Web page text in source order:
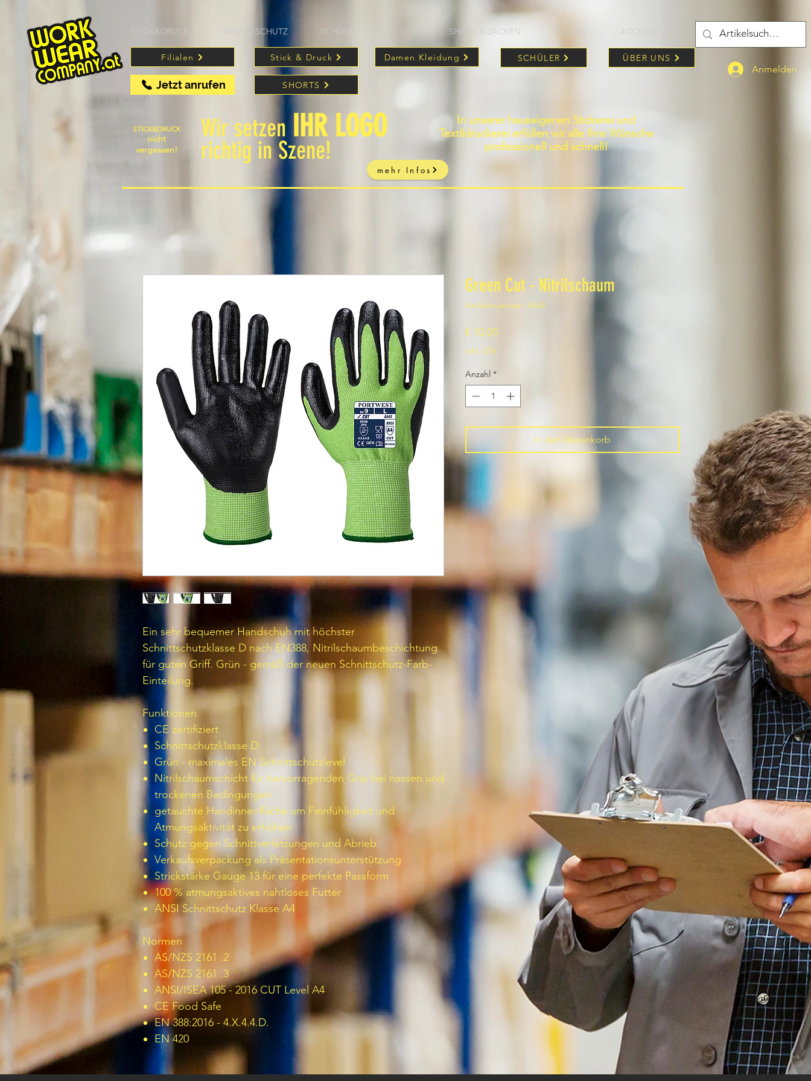
STICK&DRUCK ARBEITSSCHUTZ SCHUHE HOSEN SHIRTS & JACKEN GASTRO
Damen Kleidung
Filialen
Anmelden
Jetzt anrufen
Stick & Druck ÜBER UNS
SCHÜLER
SHORTS
STICK&DRUCK
nicht
vergessen!
Wir setzen IHR LOGO
richtig in Szene!
mehr Infos
In unserer hauseigenen Stickerei und
Textildruckerei erfüllen wir alle Ihre Wünsche
professionell und schnell!
Ein sehr bequemer Handschuh mit höchster
Schnittschutzklasse D nach EN388, Nitrilschaumbeschichtung
für guten Griff. Grün - gemäß der neuen Schnittschutz-Farb-
Einteilung.
Funktionen
CE zertifiziert
Schnittschutzklasse D
Grün - maximales EN Schnittschutzlevel
Nitrilschaumschicht für hervorragenden Grip bei nassen und
trockenen Bedingungen
getauchte Handinnenfläche um Feinfühligkeit und
Atmungsaktivität zu erhöhen
Schutz gegen Schnittverletzungen und Abrieb
Verkaufsverpackung als Präsentationsunterstützung
Strickstärke Gauge 13 für eine perfekte Passform
100 % atmungsaktives nahtloses Futter
ANSI Schnittschutz Klasse A4
Normen
AS/NZS 2161 .2
AS/NZS 2161 .3
ANSI/ISEA 105 - 2016 CUT Level A4
CE Food Safe
EN 388:2016 - 4.X.4.4.D.
EN 420
Green Cut - Nitrilschaum
Artikelnummer: A645
€ 10,05Preis
inkl. USt
Anzahl *
In den Warenkorb